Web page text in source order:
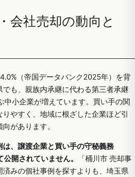
会社売却の動向と
（帝国データバンク2025年）を背
も、親族内承継に代わる第三者承継
中小企業が増えています。買い手の関
やすく、地域に根ざした企業ほど引
があります。
、譲渡企業と買い手の守秘義務
公開されていません。
「桶川市 売却事
みの個社事例を探すよりも、埼玉県